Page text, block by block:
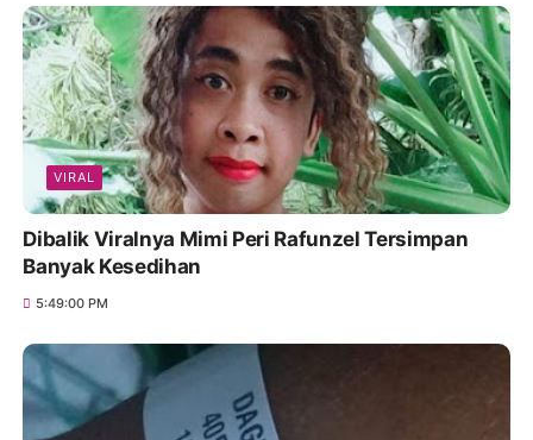
VIRAL
Dibalik Viralnya Mimi Peri Rafunzel Tersimpan
Banyak Kesedihan
5:49:00 PM